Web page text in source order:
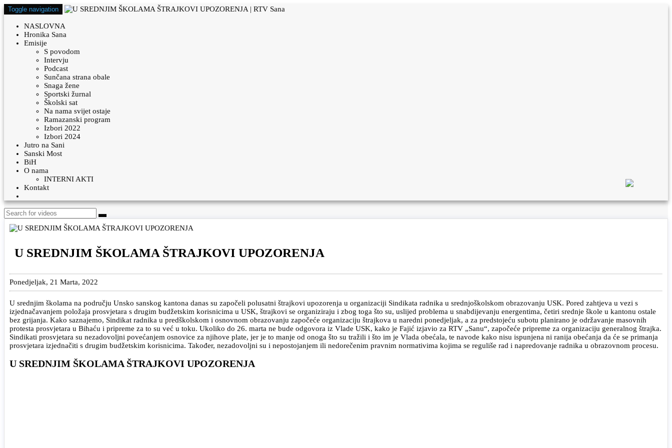
Toggle navigation
NASLOVNA
Hronika Sana
Emisije
S povodom
Intervju
Podcast
Sunčana strana obale
Snaga žene
Sportski žurnal
Školski sat
Na nama svijet ostaje
Ramazanski program
Izbori 2022
Izbori 2024
Jutro na Sani
Sanski Most
BiH
O nama
INTERNI AKTI
Kontakt
U SREDNJIM ŠKOLAMA ŠTRAJKOVI UPOZORENJA
Ponedjeljak, 21 Marta, 2022
U srednjim školama na području Unsko sanskog kantona danas su započeli polusatni štrajkovi upozorenja u organizaciji Sindikata radnika u srednjoškolskom obrazovanju USK. Pored zahtjeva u vezi s
izjednačavanjem položaja prosvjetara s drugim budžetskim korisnicima u USK, štrajkovi se organiziraju i zbog toga što su, uslijed problema u snabdijevanju energentima, četiri srednje škole u kantonu ostale
bez grijanja. Kako saznajemo, Sindikat radnika u predškolskom i osnovnom obrazovanju započeće organizaciju štrajkova u naredni ponedjeljak, a za predstojeću subotu planirano je održavanje masovnih
protesta prosvjetara u Bihaću i pripreme za to su već u toku. Ukoliko do 26. marta ne bude odgovora iz Vlade USK, kako je Fajić izjavio za RTV „Sanu“, započeće pripreme za organizaciju generalnog štrajka.
Sindikati prosvjetara su nezadovoljni povećanjem osnovice za njihove plate, jer je to manje od onoga što su tražili i što im je Vlada obećala, te navode kako nisu ispunjena ni ranija obećanja da će se primanja
prosvjetara izjednačiti s drugim budžetskim korisnicima. Također, nezadovoljni su i nepostojanjem ili nedorečenim pravnim normativima kojima se reguliše rad i napredovanje radnika u obrazovnom procesu.
U SREDNJIM ŠKOLAMA ŠTRAJKOVI UPOZORENJA